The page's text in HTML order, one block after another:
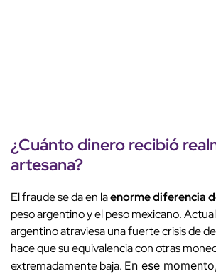
¿Cuánto dinero recibió
artesana?
El fraude se da en laenorme diferencia
peso argentino y el peso mexicano.
argentino atraviesa una fuerte crisis de
hace que su equivalencia con otras
extremadamente baja. En ese